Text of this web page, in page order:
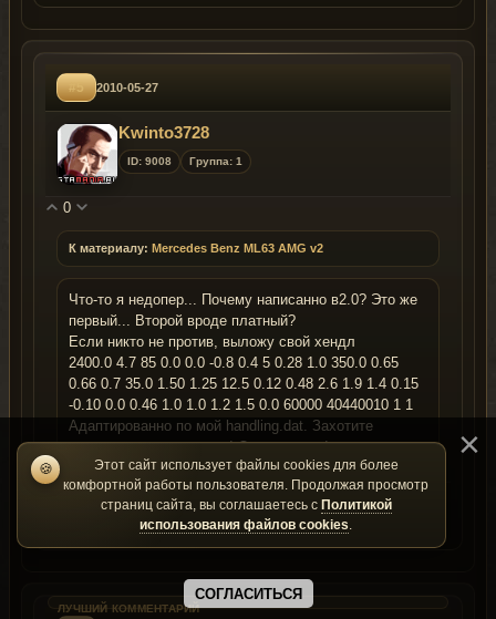
#5 2010-05-27
Kwinto3728
ID: 9008 Группа: 1
0
К материалу: Mercedes Benz ML63 AMG v2
Что-то я недопер... Почему написанно в2.0? Это же
первый... Второй вроде платный?
Если никто не против, выложу свой хендл
2400.0 4.7 85 0.0 0.0 -0.8 0.4 5 0.28 1.0 350.0 0.65
0.66 0.7 35.0 1.50 1.25 12.5 0.12 0.48 2.6 1.9 1.4 0.15
-0.10 0.0 0.46 1.0 1.0 1.2 1.5 0.0 60000 40440010 1 1
Адаптированно по мой handling.dat. Захотите
помедленее, пишете лс! Отвечу всем!
Профиль Материал
🍪
Этот сайт использует файлы cookies для более
комфортной работы пользователя. Продолжая просмотр
страниц сайта, вы соглашаетесь с Политикой
использования файлов cookies.
СОГЛАСИТЬСЯ